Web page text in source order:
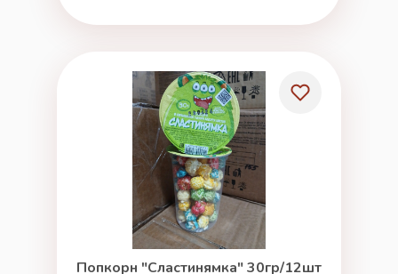
Попкорн "Сластинямка" 30гр/12шт